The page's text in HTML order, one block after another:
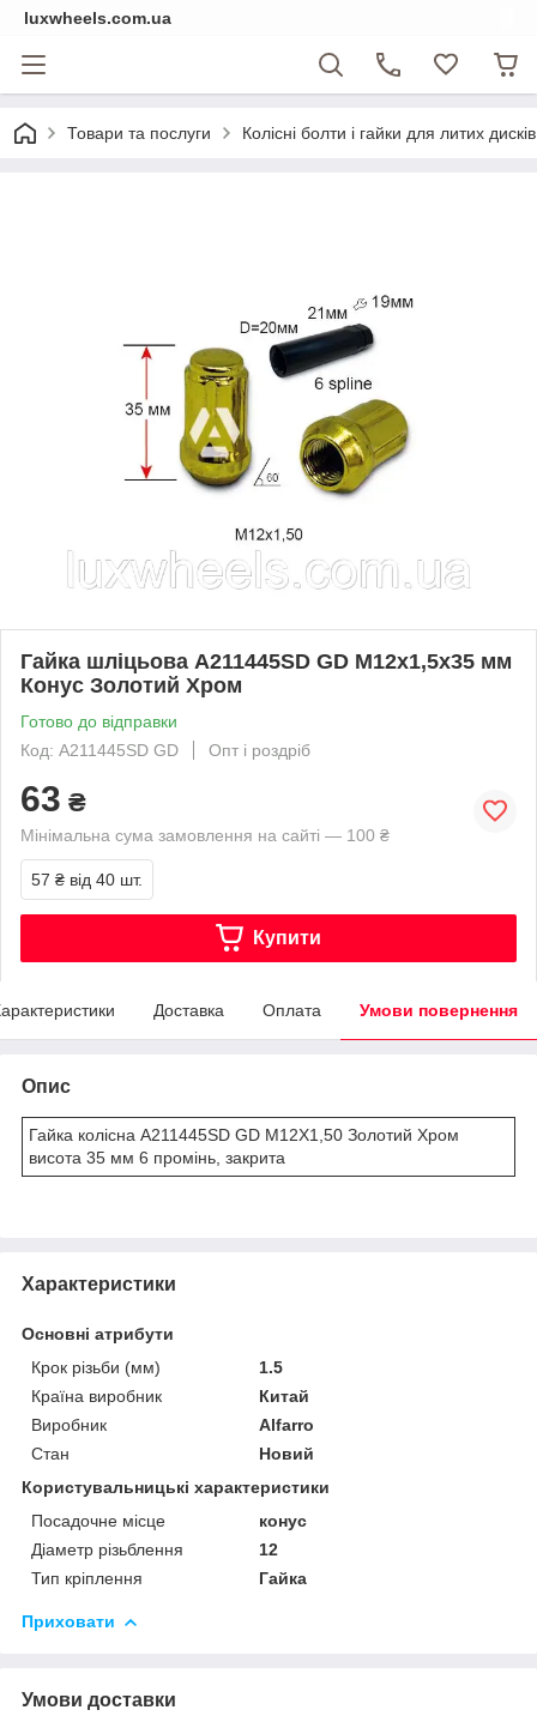
luxwheels.com.ua
Товари та послуги Колісні болти і гайки для литих
Гайка шліцьова A211445SD GD M12х1,5х35 мм
Конус Золотий Хром
Готово до відправки
Код: A211445SD GD
Опт і роздріб
63 ₴
Мінімальна сума замовлення на сайті — 100 ₴
57 ₴ від 40 шт.
Купити
Доставка Оплата Умови повернення
Опис
Гайка колісна A211445SD GD M12X1,50 Золотий Хром
висота 35 мм 6 промінь, закрита
Характеристики
Основні атрибути
Крок різьби (мм)
1.5
Країна виробник
Китай
Виробник
Alfarro
Стан
Новий
Користувальницькі характеристики
Посадочне місце
конус
Діаметр різьблення
12
Тип кріплення
Гайка
Приховати
Умови доставки